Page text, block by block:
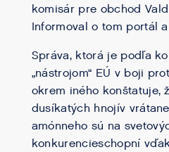
komisár pre obchod
Informoval o tom portál
Správa, ktorá je podľa
„nástrojom“ EÚ v boji
okrem iného konštatuje,
dusíkatých hnojív
amónneho sú na
konkurencieschopní